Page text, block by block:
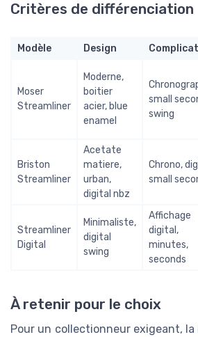
Critères de différenciation
Modèle Design
Moser
Streamliner
Moderne,
boitier
acier, blue
enamel
small
swing
Briston
Streamliner
Acetate
matiere,
urban,
digital nbz
Chrono,
small
Streamliner
Digital
Minimaliste,
digital
swing
Affichage
digital,
minutes,
seconds
À retenir pour le choix
Pour un collectionneur exigeant,